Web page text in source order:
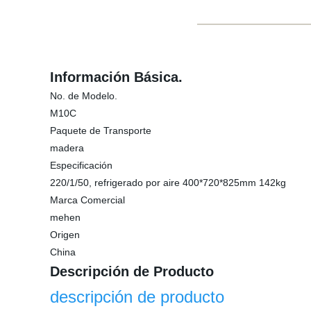
Información Básica.
No. de Modelo.
M10C
Paquete de Transporte
madera
Especificación
220/1/50, refrigerado por aire 400*720*825mm 142kg
Marca Comercial
mehen
Origen
China
Descripción de Producto
descripción de producto